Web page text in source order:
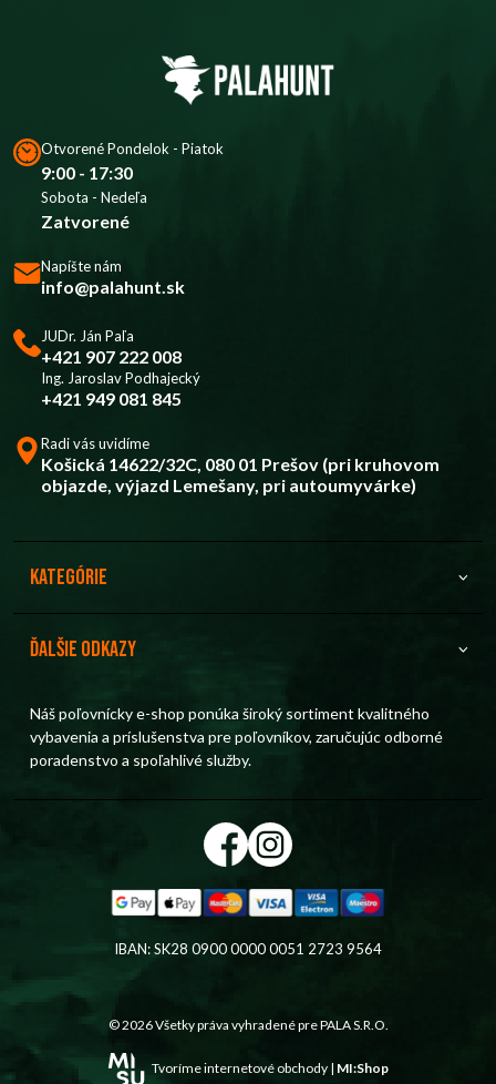
Otvorené Pondelok - Piatok
9:00 - 17:30
Sobota - Nedeľa
Zatvorené
Napíšte nám
info@palahunt.sk
JUDr. Ján Paľa
+421 907 222 008
Ing. Jaroslav Podhajecký
+421 949 081 845
Radi vás uvidíme
Košická 14622/32C, 080 01 Prešov (pri kruhovom
objazde, výjazd Lemešany, pri autoumyvárke)
Kategórie
Ďalšie odkazy
Náš poľovnícky e-shop ponúka široký sortiment kvalitného
vybavenia a príslušenstva pre poľovníkov, zaručujúc odborné
poradenstvo a spoľahlivé služby.
IBAN: SK28 0900 0000 0051 2723 9564
© 2026 Všetky práva vyhradené prePALA S.R.O.
Tvoríme internetové obchody | MI:Shop